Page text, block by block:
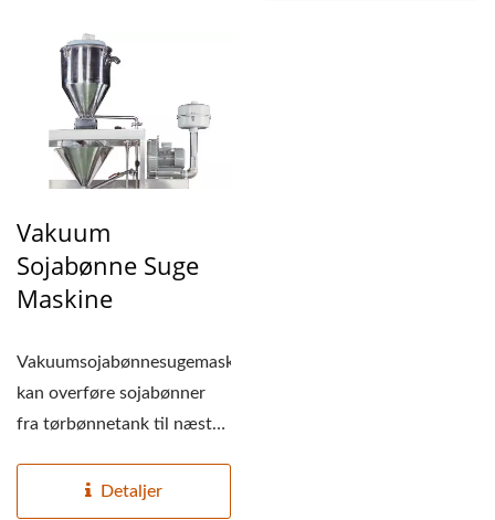
Vakuum
Sojabønne Suge
Maskine
Vakuumsojabønnesugemaskine
kan overføre sojabønner
fra tørbønnetank til næste
Detaljer